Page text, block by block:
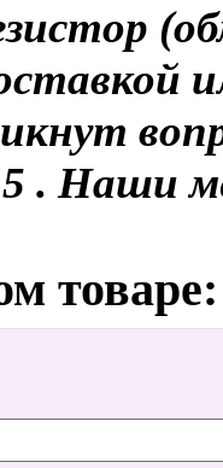
. Наши
товаре: